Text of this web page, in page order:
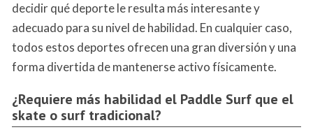
decidir qué deporte le resulta más interesante y
adecuado para su nivel de habilidad. En cualquier caso,
todos estos deportes ofrecen una gran diversión y una
forma divertida de mantenerse activo físicamente.
¿Requiere más habilidad el Paddle Surf que el
skate o surf tradicional?